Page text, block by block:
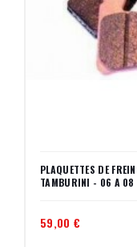
PLAQUETTES DE
TAMBURINI - 06 A 08
59,00 €